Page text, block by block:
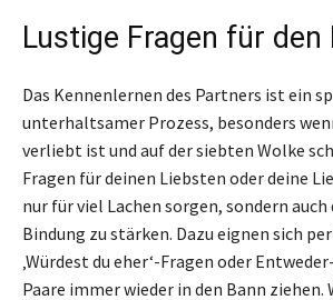
Lustige Fragen für
Das Kennenlernen des Partners ist ein
unterhaltsamer Prozess, besonders
verliebt ist und auf der siebten Wolke
Fragen für deinen Liebsten oder deine
nur für viel Lachen sorgen, sondern
Bindung zu stärken. Dazu eignen sich
‚Würdest du eher‘-Fragen oder
Paare immer wieder in den Bann